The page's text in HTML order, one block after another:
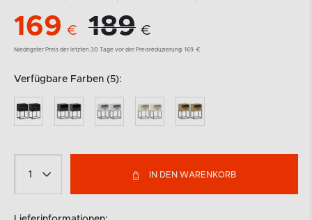
169 € 189 €
Niedrigster Preis der letzten 30 Tage vor der Preisreduzierung: 169 €
Verfügbare Farben (5):
IN DEN WARENKORB